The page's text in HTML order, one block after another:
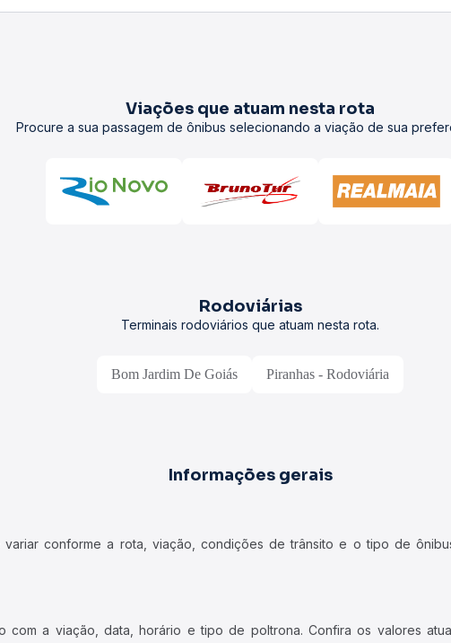
Viações que atuam nesta rota
Procure a sua passagem de ônibus selecionando a viação de sua
Rodoviárias
Terminais rodoviários que atuam nesta rota.
Bom Jardim De Goiás Piranhas - Rodoviária
Informações gerais
conforme a rota, viação, condições de trânsito e o tipo de
com a viação, data, horário e tipo de poltrona. Confira os valores